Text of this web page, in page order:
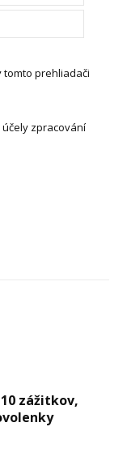
tomto prehliadači
zpracování
zážitkov,